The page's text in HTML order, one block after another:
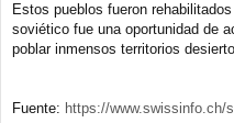
Estos pueblos fueron
soviético fue una oportunidad de
poblar inmensos territorios
Fuente: https://www.swissinfo.ch/